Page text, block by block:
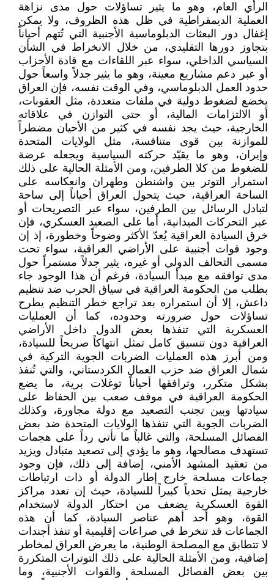
الرأي العام، وهو ما يثير تساؤلات حول مدى نزاهة
العملية الديمقراطية في ظل هذه الظروف، ولا يمكن
إغفال دور البعثات الدبلوماسية الأجنبية التي تُتهم أحياناً
بتجاوز دورها التقليدي، من خلال الانخراط في الشأن
السياسي الداخلي، سواء عبر اللقاءات مع قادة الأحزاب
أو عبر دعم مشاريع معينة، وهو ما يثير جدلاً واسعاً حول
حدود العمل الدبلوماسي، وفي الوقت نفسه، فإن العراق
يخضع لضغوط دولية في ملفات متعددة، مثل العقوبات،
أو الالتزامات المالية، أو حتى التوازن في علاقاته
الخارجية، حيث يجد نفسه في كثير من الأحيان مضطراً
للموازنة بين قوى متنافسة، مثل الولايات المتحدة
وإيران، وهو ما يقيّد حركته السياسية ويجعله عرضة
للضغوط من كلا الطرفين، ومن الأمثلة الحالية على ذلك
استمرار التوتر بين واشنطن وطهران وانعكاسه على
الساحة العراقية، حيث يتحول العراق أحياناً إلى ساحة
لتبادل الرسائل بين الطرفين، سواء عبر التصريحات أو
عبر التحركات الميدانية، أما على الصعيد العسكري، فإن
خرق السيادة العراقية يُعدّ الأكثر وضوحاً وخطورة، إذ إن
وجود قوات أجنبية على الأراضي العراقية، سواء تحت
مسمى التحالف الدولي أو غيره، يثير جدلاً مستمراً حول
مدى توافقه مع مبدأ السيادة، فرغم أن هذا الوجود جاء
بطلب من الحكومة العراقية في سياق الحرب ضد تنظيم
داعش، إلا أن استمراره بعد تراجع خطر التنظيم يطرح
تساؤلات حول ضرورته وحدوده، كما أن العمليات
العسكرية التي تنفذها بعض الدول داخل الأراضي
العراقية دون تنسيق كامل تمثل انتهاكاً صريحاً للسيادة،
ومن أبرز هذه العمليات الضربات الجوية التركية في
شمال العراق ضد حزب العمال الكردستاني، والتي تُنفذ
بشكل متكرر، وترافقها أحياناً توغلات برية، ما يضع
الحكومة العراقية في موقف صعب بين الحفاظ على
سيادتها وبين تجنب التصعيد مع دولة مجاورة، وكذلك
الضربات الجوية التي تنفذها الولايات المتحدة ضد بعض
الفصائل المسلحة، والتي غالباً ما تأتي رداً على هجمات
تستهدف مصالحها، وهو ما يؤدي إلى تصعيد متبادل ويزيد
من تعقيد المشهد الأمني، إضافة إلى ذلك، فإن وجود
جماعات مسلحة خارج إطار الدولة أو ذات ارتباطات
خارجية يمثل تحدياً كبيراً للسيادة، حيث إن تعدد مراكز
القوة العسكرية يضعف من احتكار الدولة لاستخدام
القوة، وهو أحد أهم عناصر السيادة، كما أن هذه
الجماعات قد تنخرط في صراعات إقليمية أو تنفذ أجندات
لا تتطابق مع المصلحة الوطنية، ما يعرض العراق لمخاطر
إضافية، ومن الأمثلة الحالية على ذلك التوترات المتكررة
بين بعض الفصائل المسلحة والقوات الأجنبية، وما